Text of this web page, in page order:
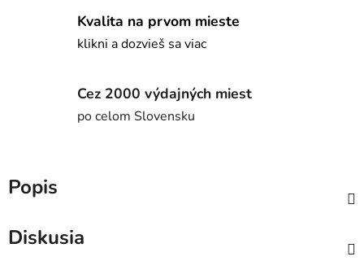
Kvalita na prvom mieste
klikni a dozvieš sa viac
Cez 2000 výdajných miest
po celom Slovensku
Popis
Diskusia